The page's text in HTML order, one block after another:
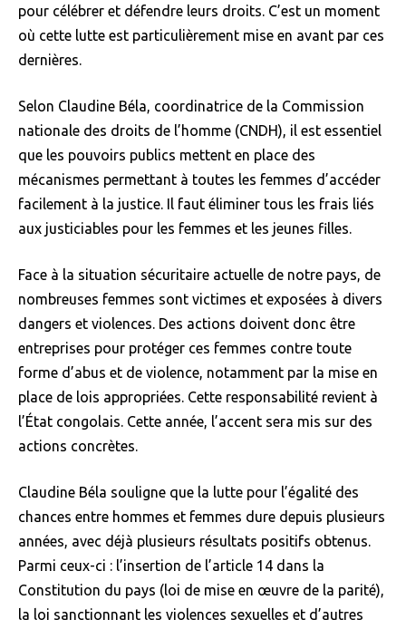
pour célébrer et défendre leurs droits. C’est un moment
où cette lutte est particulièrement mise en avant par ces
dernières.
Selon Claudine Béla, coordinatrice de la Commission
nationale des droits de l’homme (CNDH), il est essentiel
que les pouvoirs publics mettent en place des
mécanismes permettant à toutes les femmes d’accéder
facilement à la justice. Il faut éliminer tous les frais liés
aux justiciables pour les femmes et les jeunes filles.
Face à la situation sécuritaire actuelle de notre pays, de
nombreuses femmes sont victimes et exposées à divers
dangers et violences. Des actions doivent donc être
entreprises pour protéger ces femmes contre toute
forme d’abus et de violence, notamment par la mise en
place de lois appropriées. Cette responsabilité revient à
l’État congolais. Cette année, l’accent sera mis sur des
actions concrètes.
Claudine Béla souligne que la lutte pour l’égalité des
chances entre hommes et femmes dure depuis plusieurs
années, avec déjà plusieurs résultats positifs obtenus.
Parmi ceux-ci : l’insertion de l’article 14 dans la
Constitution du pays (loi de mise en œuvre de la parité),
la loi sanctionnant les violences sexuelles et d’autres